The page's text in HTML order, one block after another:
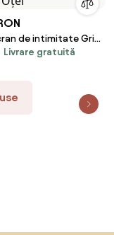
de intimitate Gri
180 cm Oțel
Livrare gratuită